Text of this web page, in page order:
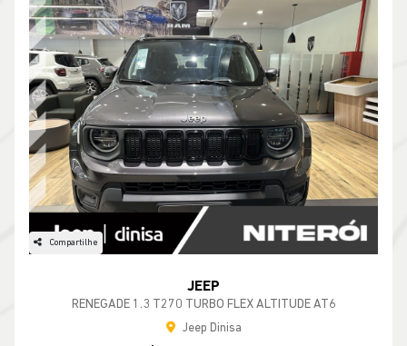
Compartilhe
JEEP
RENEGADE 1.3 T270 TURBO FLEX ALTITUDE AT6
Jeep Dinisa